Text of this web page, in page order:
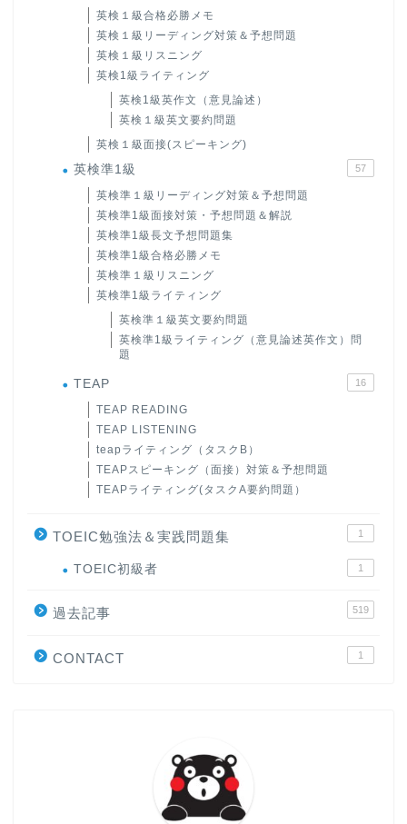
英検１級合格必勝メモ
英検１級リーディング対策＆予想問題
英検１級リスニング
英検1級ライティング
英検1級英作文（意見論述）
英検１級英文要約問題
英検１級面接(スピーキング)
英検準1級 57
英検準１級リーディング対策＆予想問題
英検準1級面接対策・予想問題＆解説
英検準1級長文予想問題集
英検準1級合格必勝メモ
英検準１級リスニング
英検準1級ライティング
英検準１級英文要約問題
英検準1級ライティング（意見論述英作文）問
題
TEAP 16
TEAP READING
TEAP LISTENING
teapライティング（タスクB）
TEAPスピーキング（面接）対策＆予想問題
TEAPライティング(タスクA要約問題）
TOEIC勉強法＆実践問題集 1
TOEIC初級者 1
過去記事 519
CONTACT 1
大学入試英語対策講座
英語名言・格言・カッコい